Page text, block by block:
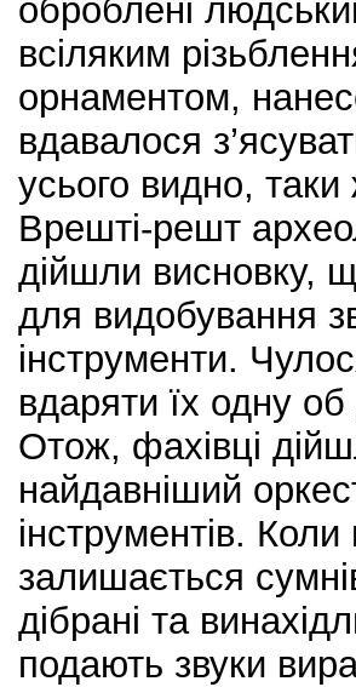
оброблені
всіляким
орнаментом,
вдавалося
усього видно, таки
Врешті-решт
дійшли висновку,
для видобування
інструменти.
вдаряти їх одну
Отож, фахівці
найдавніший
інструментів.
залишається
дібрані та
подають звуки